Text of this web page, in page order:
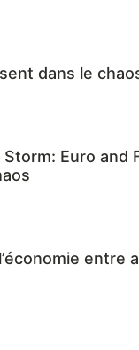
dans le
Euro and
entre